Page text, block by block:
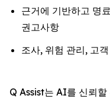
근거에 기반하고 명
권고사항
조사, 위험 관리, 고
Q Assist는 AI를 신뢰할